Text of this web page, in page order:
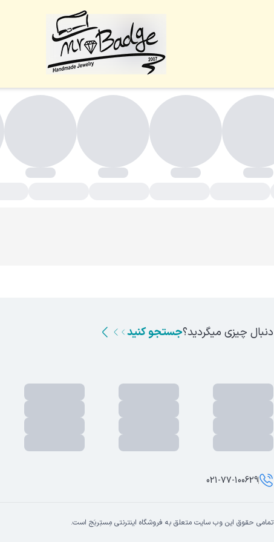
دنبال چیزی میگردید؟جستجو کنید
021-77-100629
تمامی حقوق این وب سایت متعلق به فروشگاه اینترنتی مِستِربَج است.